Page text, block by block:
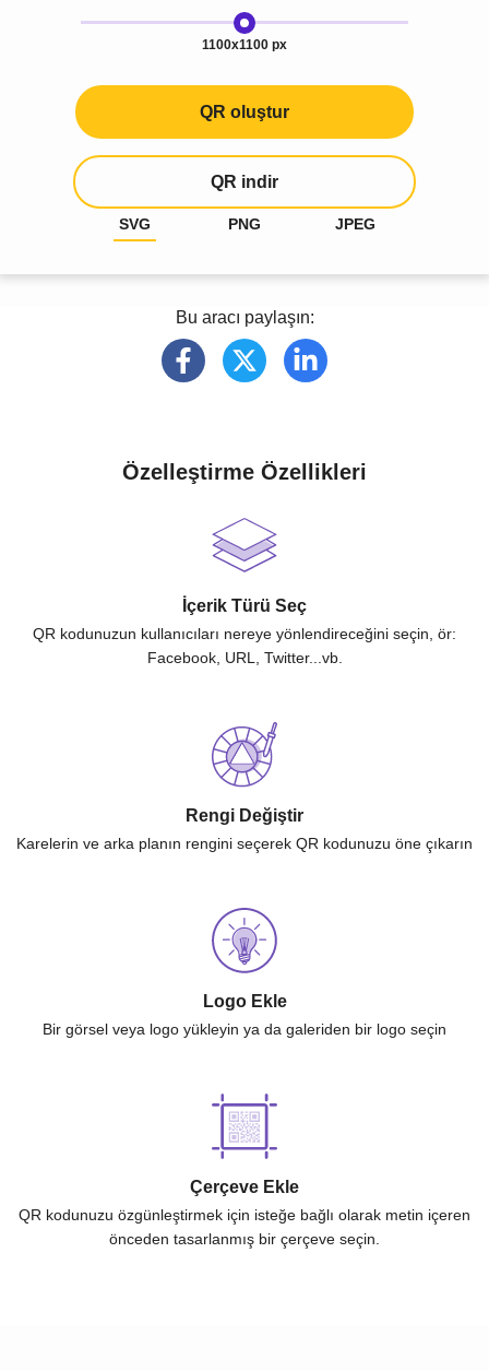
1100x1100 px
QR oluştur
QR indir
SVG PNG JPEG
Bu aracı paylaşın:
Özelleştirme Özellikleri
İçerik Türü Seç
QR kodunuzun kullanıcıları nereye yönlendireceğini seçin, ör:
Facebook, URL, Twitter...vb.
Rengi Değiştir
Karelerin ve arka planın rengini seçerek QR kodunuzu öne çıkarın
Logo Ekle
Bir görsel veya logo yükleyin ya da galeriden bir logo seçin
Çerçeve Ekle
QR kodunuzu özgünleştirmek için isteğe bağlı olarak metin içeren
önceden tasarlanmış bir çerçeve seçin.